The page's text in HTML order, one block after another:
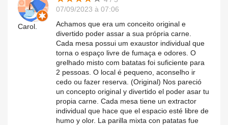
Carol.
07/09/2023 à 07:06
Achamos que era um conceito original e
divertido poder assar a sua própria carne.
Cada mesa possui um exaustor individual que
torna o espaço livre de fumaça e odores. O
grelhado misto com batatas foi suficiente para
2 pessoas. O local é pequeno, aconselho ir
cedo ou fazer reserva. (Original) Nos pareció
un concepto original y divertido el poder asar tu
propia carne. Cada mesa tiene un extractor
individual que hace que el espacio esté libre de
humo y olor. La parilla mixta con patatas fue